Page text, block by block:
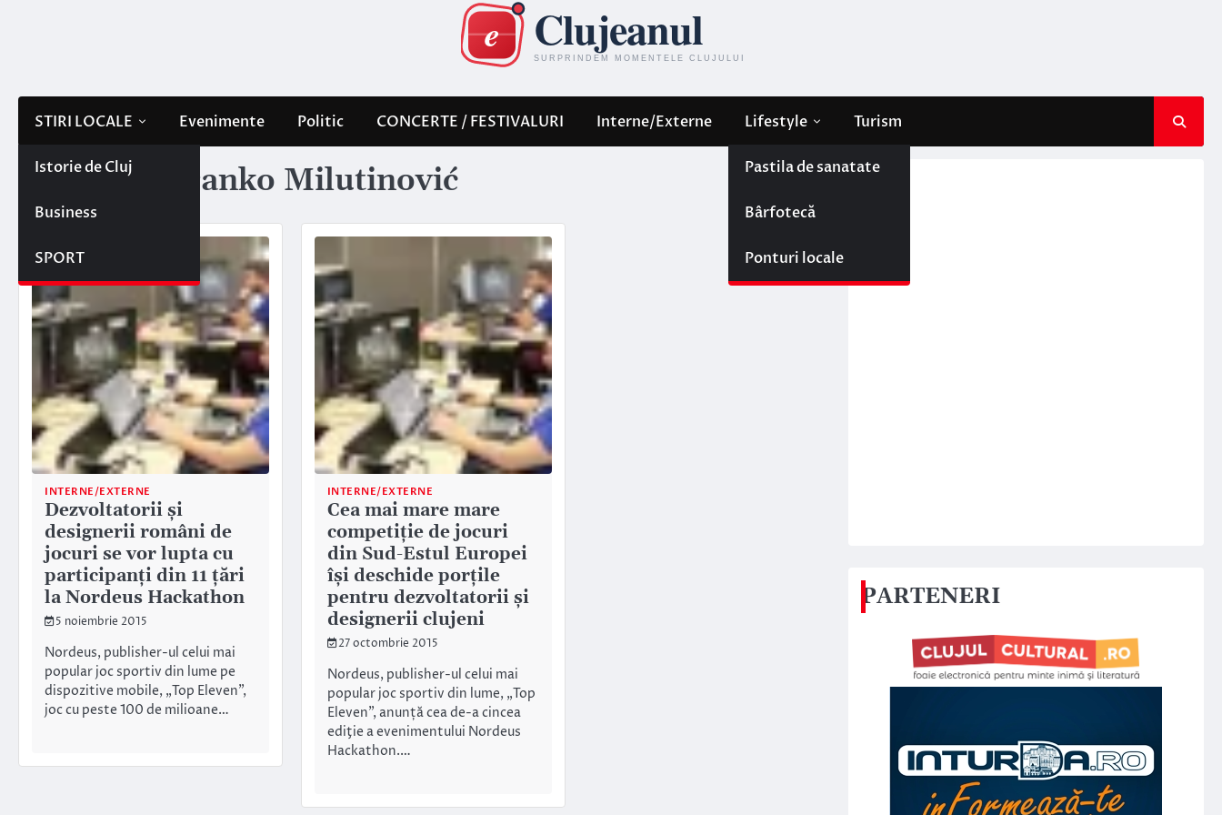
STIRI LOCALE
Istorie de Cluj
Business
SPORT
Evenimente Politic CONCERTE / FESTIVALURI Interne/Externe Lifestyle
Pastila de sanatate
Bârfotecă
Ponturi locale
Turism
Etichetă: Branko Milutinović
INTERNE/EXTERNE
Dezvoltatorii și
designerii români de
jocuri se vor lupta cu
participanți din 11 țări
la Nordeus Hackathon
5 noiembrie 2015
Nordeus, publisher-ul celui mai
popular joc sportiv din lume pe
dispozitive mobile, „Top Eleven”,
joc cu peste 100 de milioane…
INTERNE/EXTERNE
Cea mai mare mare
competiție de jocuri
din Sud-Estul Europei
își deschide porțile
pentru dezvoltatorii și
designerii clujeni
27 octombrie 2015
Nordeus, publisher-ul celui mai
popular joc sportiv din lume, „Top
Eleven”, anunță cea de-a cincea
ediţie a evenimentului Nordeus
Hackathon.…
PARTENERI